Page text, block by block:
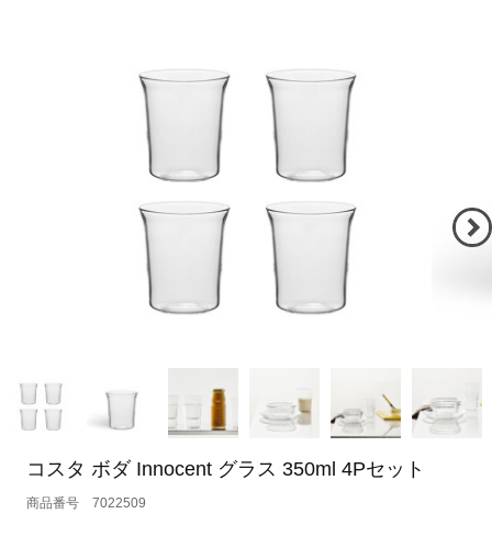
コスタ ボダ Innocent グラス 350ml 4Pセット
7022509